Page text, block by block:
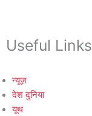
Useful Links
न्यूज़
देश दुनिया
यूथ